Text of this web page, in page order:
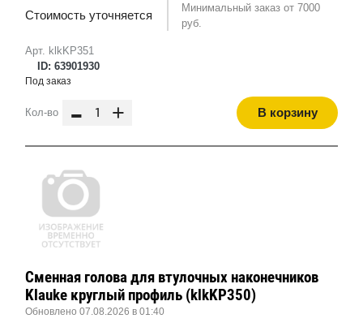
Арт. klkKP351
ID: 63901930
Стоимость уточняется
Минимальный заказ от 7000
руб.
Под заказ
Кол-во - + В корзину
Сменная голова для втулочных наконечников
Klauke круглый профиль (klkKP350)
Обновлено 07.08.2026 в 01:40